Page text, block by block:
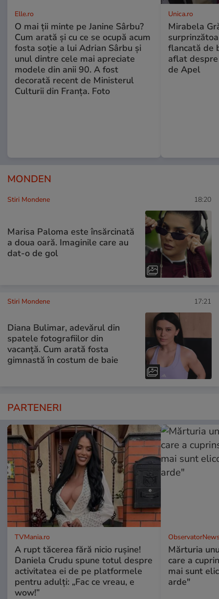
Elle.ro
O mai ții minte pe Janine Sârbu?
Cum arată și cu ce se ocupă acum
fosta soție a lui Adrian Sârbu și
unul dintre cele mai apreciate
modele din anii 90. A fost
decorată recent de Ministerul
Culturii din Franța. Foto
Unica.ro
Mirabela
flancată de
aflat
de Apel
MONDEN
Stiri Mondene 18:20
Marisa Paloma este însărcinată
a doua oară. Imaginile care au
dat-o de gol
Stiri Mondene 17:21
Diana Bulimar, adevărul din
spatele fotografiilor din
vacanță. Cum arată fosta
gimnastă în costum de baie
PARTENERI
TVMania.ro
A rupt tăcerea fără nicio rușine!
Daniela Crudu spune totul despre
activitatea ei de pe platformele
pentru adulți: „Fac ce vreau, e
wow!”
Mărturia
care a
mai sunt
arde"